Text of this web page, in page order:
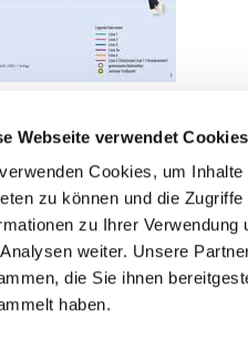
Webseite verwendet Cookies
Cookies, um
zu können und die
zu Ihrer
weiter. Unsere
die Sie ihnen
haben.
Kontakt
SVG GmbH
Trift 1
25980 Sylt